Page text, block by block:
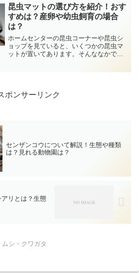
す。今回は、そういったニジイロクワガ
タの飼育についてみていき...
昆虫マットの選び方を紹介！おす
すめは？産卵や幼虫飼育の場合
は？
ホームセンターの昆虫コーナーや昆虫シ
ョップを見ていると、いくつかの昆虫マ
ットが置いてあります。そんななかで、
ポンサーリンク
センザンコウについて解説！生態や種類
は？見れる動物園は？
リとは？生態
ムシ・クワガタ